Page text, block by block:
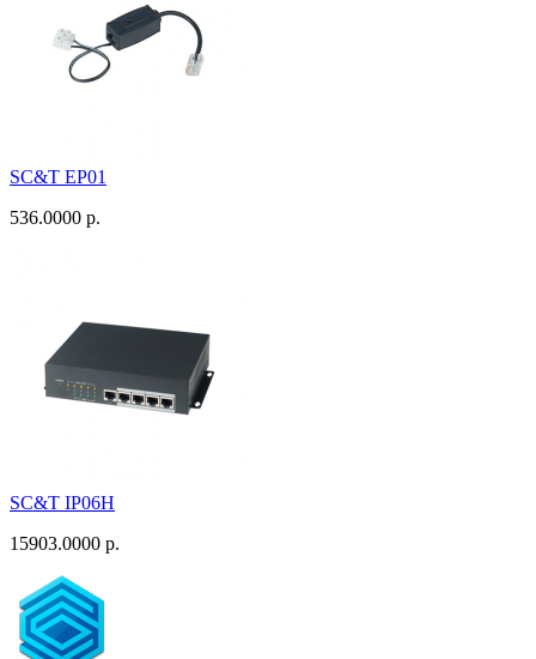
SC&T EP01
536.0000 р.
SC&T IP06H
15903.0000 р.